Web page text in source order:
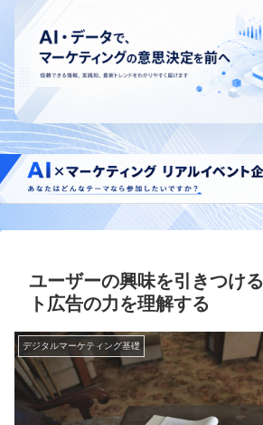
ユーザーの興味を引きつけ
ト広告の力を理解する
デジタルマーケティング基礎